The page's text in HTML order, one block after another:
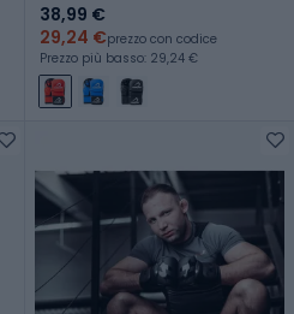
38,99 €
29,24 €prezzo con codice
Prezzo più basso: 29,24 €